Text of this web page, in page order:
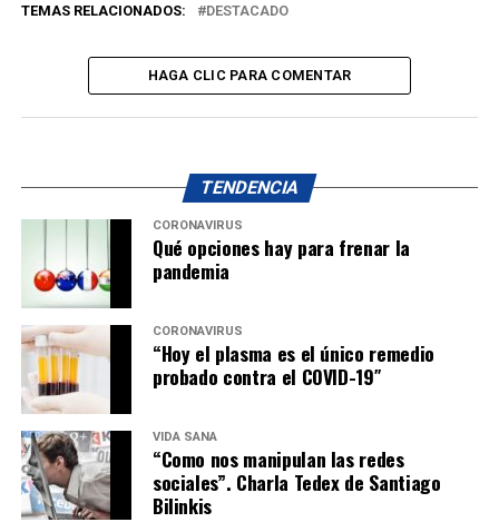
TEMAS RELACIONADOS: DESTACADO
HAGA CLIC PARA COMENTAR
TENDENCIA
CORONAVIRUS
Qué opciones hay para frenar la
pandemia
CORONAVIRUS
“Hoy el plasma es el único remedio
probado contra el COVID-19″
VIDA SANA
“Como nos manipulan las redes
sociales”. Charla Tedex de Santiago
Bilinkis